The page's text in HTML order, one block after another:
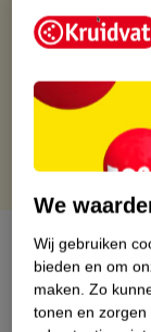
Op werkdagen
Gratis
Gratis punten
Over dit
We
Wij gebruiken
bieden en om
maken. Zo
tonen en